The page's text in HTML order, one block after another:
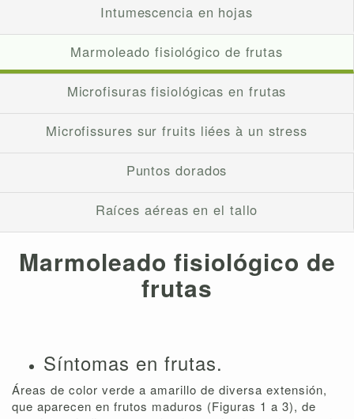
Intumescencia en hojas
Marmoleado fisiológico de frutas
Microfisuras fisiológicas en frutas
Microfissures sur fruits liées à un stress
Puntos dorados
Raíces aéreas en el tallo
Marmoleado fisiológico de
frutas
Síntomas en frutas.
Áreas de color verde a amarillo de diversa extensión,
que aparecen en frutos maduros (Figuras 1 a 3), de